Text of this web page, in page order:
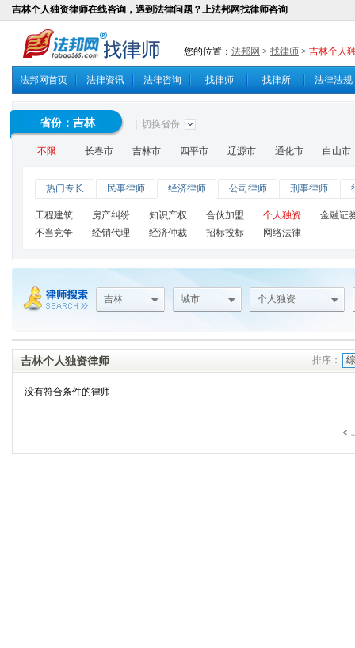
吉林个人独资律师在线咨询，遇到法律问题？上法邦网找律师咨询
吉林 城市 个人独资
吉林个人独资律师 排序：
没有符合条件的律师
省份： 吉林 切换省份
不限 长春市 吉林市 四平市 辽源市 通化市 白山市
热门专长 民事律师 经济律师 公司律师 刑事律师
工程建筑 房产纠纷 知识产权 合伙加盟 个人独资
金融证
不当竞争
经销代理 经济仲裁 招标投标 网络法律
您的位置： 法邦网 > 找律师 > 吉林个人
法邦网首页 法律资讯 法律咨询 找律师 找律所 法律法规